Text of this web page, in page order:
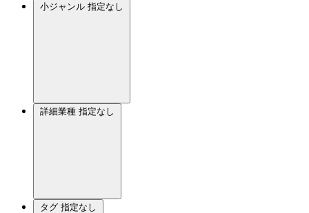
小ジャンル 指定なし
詳細業種 指定なし
タグ 指定なし